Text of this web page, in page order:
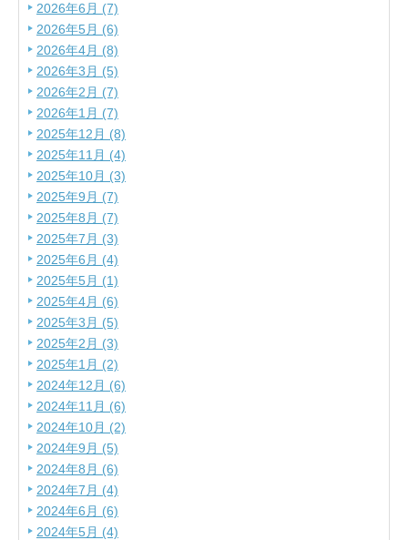
2026年6月 (7)
2026年5月 (6)
2026年4月 (8)
2026年3月 (5)
2026年2月 (7)
2026年1月 (7)
2025年12月 (8)
2025年11月 (4)
2025年10月 (3)
2025年9月 (7)
2025年8月 (7)
2025年7月 (3)
2025年6月 (4)
2025年5月 (1)
2025年4月 (6)
2025年3月 (5)
2025年2月 (3)
2025年1月 (2)
2024年12月 (6)
2024年11月 (6)
2024年10月 (2)
2024年9月 (5)
2024年8月 (6)
2024年7月 (4)
2024年6月 (6)
2024年5月 (4)